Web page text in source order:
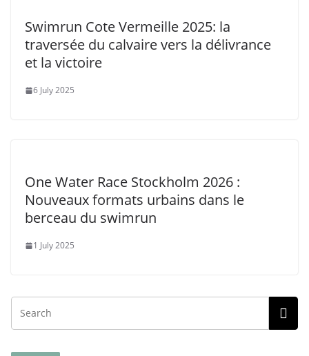
Swimrun Cote Vermeille 2025: la
traversée du calvaire vers la délivrance
et la victoire
6 July 2025
One Water Race Stockholm 2026 :
Nouveaux formats urbains dans le
berceau du swimrun
1 July 2025